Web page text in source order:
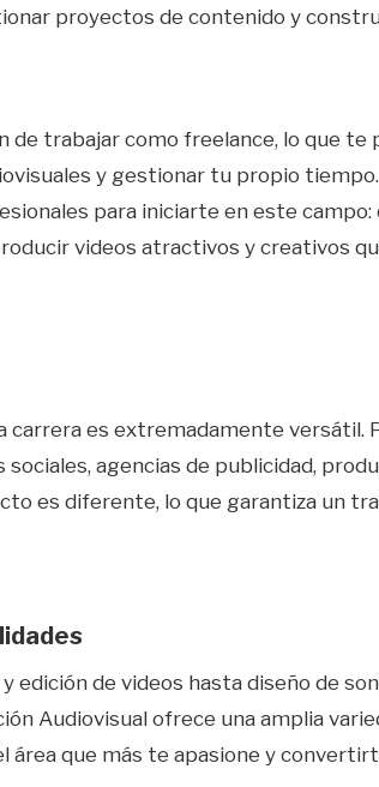
proyectos de contenido y
de trabajar como freelance, lo que
y gestionar tu propio
para iniciarte en este campo:
videos atractivos y creativos
carrera es extremadamente versátil.
sociales, agencias de publicidad,
es diferente, lo que garantiza un
edición de videos hasta diseño de
Audiovisual ofrece una amplia
área que más te apasione y